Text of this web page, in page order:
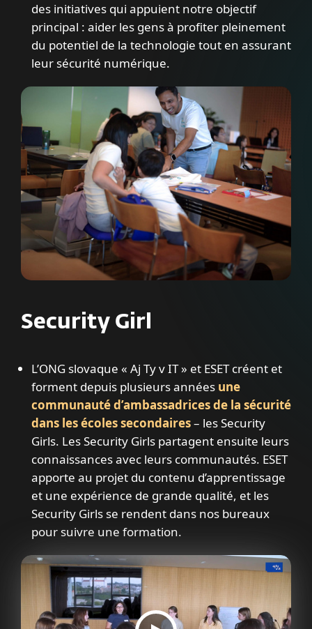
des initiatives qui appuient notre objectif
principal : aider les gens à profiter pleinement
du potentiel de la technologie tout en assurant
leur sécurité numérique.
Security Girl
L’ONG slovaque « Aj Ty v IT » et ESET créent et
forment depuis plusieurs années une
communauté d’ambassadrices de la sécurité
dans les écoles secondaires– les Security
Girls. Les Security Girls partagent ensuite leurs
connaissances avec leurs communautés. ESET
apporte au projet du contenu d’apprentissage
et une expérience de grande qualité, et les
Security Girls se rendent dans nos bureaux
pour suivre une formation.